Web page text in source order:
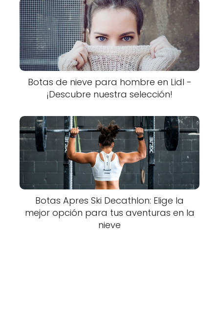
Botas de nieve para hombre en Lidl -
¡Descubre nuestra selección!
Botas Apres Ski Decathlon: Elige la
mejor opción para tus aventuras en la
nieve